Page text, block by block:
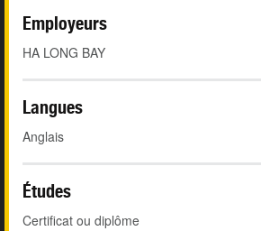
Employeurs
HA LONG BAY
Langues
Anglais
Études
Certificat ou diplôme